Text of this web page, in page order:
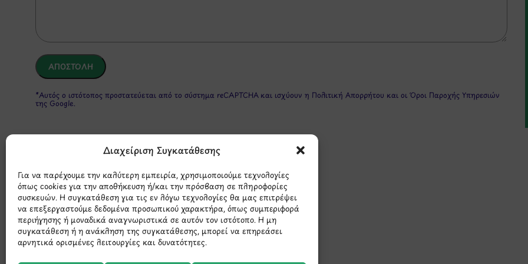
Διαχείριση Συγκατάθεσης
Για να παρέχουμε την καλύτερη εμπειρία, χρησιμοποιούμε τεχνολογίες
όπως cookies για την αποθήκευση ή/και την πρόσβαση σε πληροφορίες
συσκευών. Η συγκατάθεση για τις εν λόγω τεχνολογίες θα μας επιτρέψει
να επεξεργαστούμε δεδομένα προσωπικού χαρακτήρα, όπως συμπεριφορά
περιήγησης ή μοναδικά αναγνωριστικά σε αυτόν τον ιστότοπο. Η μη
συγκατάθεση ή η ανάκληση της συγκατάθεσης, μπορεί να επηρεάσει
αρνητικά ορισμένες λειτουργίες και δυνατότητες.
*Αυτός ο ιστότοπος προστατεύεται από το σύστημα reCAPTCHA και ισχύουν η Πολιτική Απορρήτου και οιΌροι Παροχής Υπηρεσιών
της Google.
Μάθετε πρώτοι τα νέα και τις